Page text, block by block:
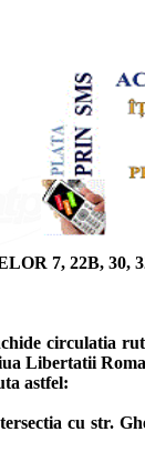
7, 22B, 30,
circulatia
Libertatii
astfel:
cu str.